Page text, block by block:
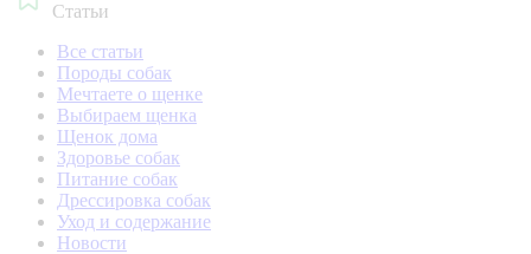
Статьи
Все статьи
Породы собак
Мечтаете о щенке
Выбираем щенка
Щенок дома
Здоровье собак
Питание собак
Дрессировка собак
Уход и содержание
Новости